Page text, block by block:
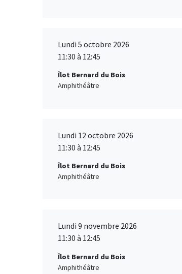
Lundi 5 octobre 2026
11:30 à 12:45
Îlot Bernard du Bois
Amphithéâtre
Lundi 12 octobre 2026
11:30 à 12:45
Îlot Bernard du Bois
Amphithéâtre
Lundi 9 novembre 2026
11:30 à 12:45
Îlot Bernard du Bois
Amphithéâtre